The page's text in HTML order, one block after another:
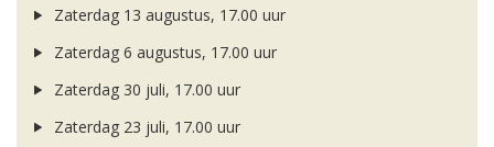
Zaterdag 13 augustus, 17.00 uur
Zaterdag 6 augustus, 17.00 uur
Zaterdag 30 juli, 17.00 uur
Zaterdag 23 juli, 17.00 uur